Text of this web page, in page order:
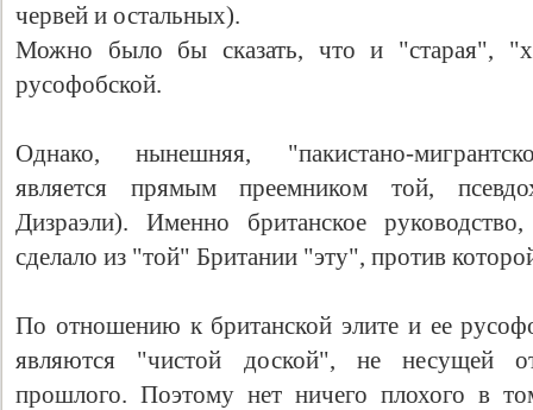
червей и остальных).
Можно было бы сказать, что и "старая",
русофобской.
Однако, нынешняя, "пакистано-
является прямым преемником той,
Дизраэли). Именно британское
сделало из "той" Британии "эту", против
По отношению к британской элите и ее
являются "чистой доской", не несущей
прошлого. Поэтому нет ничего плохого в